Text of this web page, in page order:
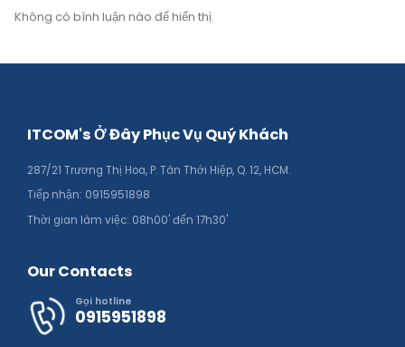
Không có bình luận nào để hiển thị.
ITCOM's Ở Đây Phục Vụ Quý Khách
287/21 Trương Thị Hoa, P. Tân Thới Hiệp, Q. 12, HCM.
Tiếp nhận: 0915951898
Thời gian làm việc: 08h00' đến 17h30'
Our Contacts
Gọi hotline
0915951898